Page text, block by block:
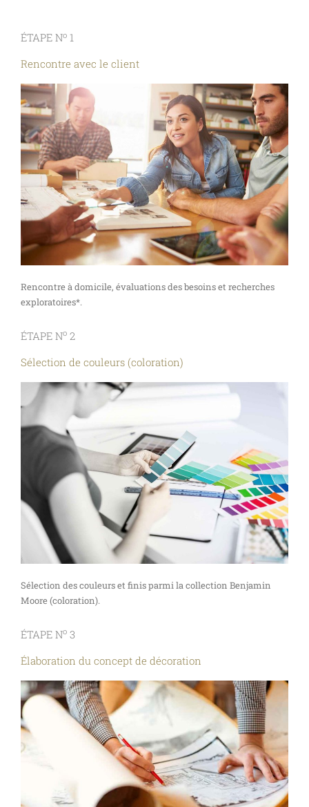
ÉTAPE No 1
Rencontre avec le client
Rencontre à domicile, évaluations des besoins et recherches
exploratoires*.
ÉTAPE No 2
Sélection de couleurs (coloration)
Sélection des couleurs et finis parmi la collection Benjamin
Moore (coloration).
ÉTAPE No 3
Élaboration du concept de décoration​